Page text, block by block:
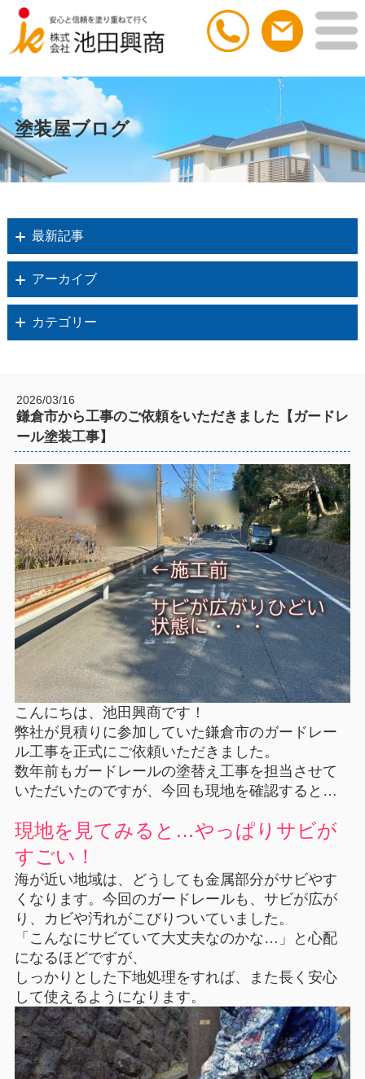
塗装屋ブログ
最新記事
アーカイブ
カテゴリー
2026/03/16
鎌倉市から工事のご依頼をいただきました【ガードレ
ール塗装工事】
こんにちは、池田興商です！
弊社が見積りに参加していた鎌倉市のガードレー
ル工事を正式にご依頼いただきました。
数年前もガードレールの塗替え工事を担当させて
いただいたのですが、今回も現地を確認すると…
現地を見てみると…やっぱりサビが
すごい！
海が近い地域は、どうしても金属部分がサビやす
くなります。今回のガードレールも、サビが広が
り、カビや汚れがこびりついていました。
「こんなにサビていて大丈夫なのかな…」と心配
になるほどですが、
しっかりとした下地処理をすれば、また長く安心
して使えるようになります。